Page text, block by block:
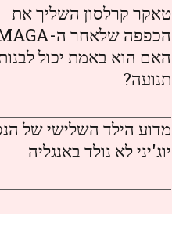
טאקר קרלסון השליך את
האם הוא באמת יכול
תנועה?
מדוע הילד השלישי של
יוג'יני לא נולד באנגליה